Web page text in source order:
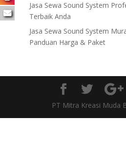
Jasa Sewa Sound System
Terbaik Anda
Jasa Sewa Sound System
Panduan Harga & Paket
PT Mitra Kreasi Muda